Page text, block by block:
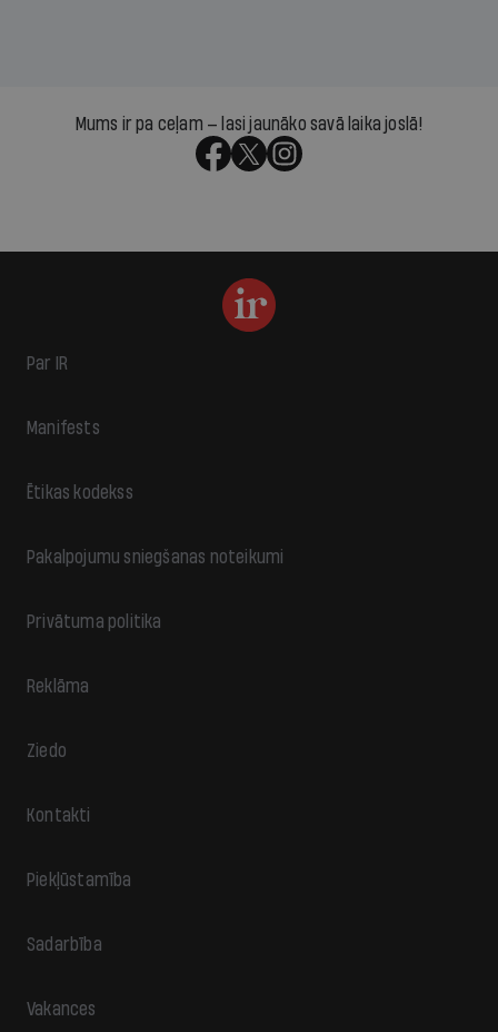
Mums ir pa ceļam — lasi jaunāko savā laika joslā!
Par IR
Manifests
Ētikas kodekss
Pakalpojumu sniegšanas noteikumi
Privātuma politika
Reklāma
Ziedo
Kontakti
Piekļūstamība
Sadarbība
Vakances